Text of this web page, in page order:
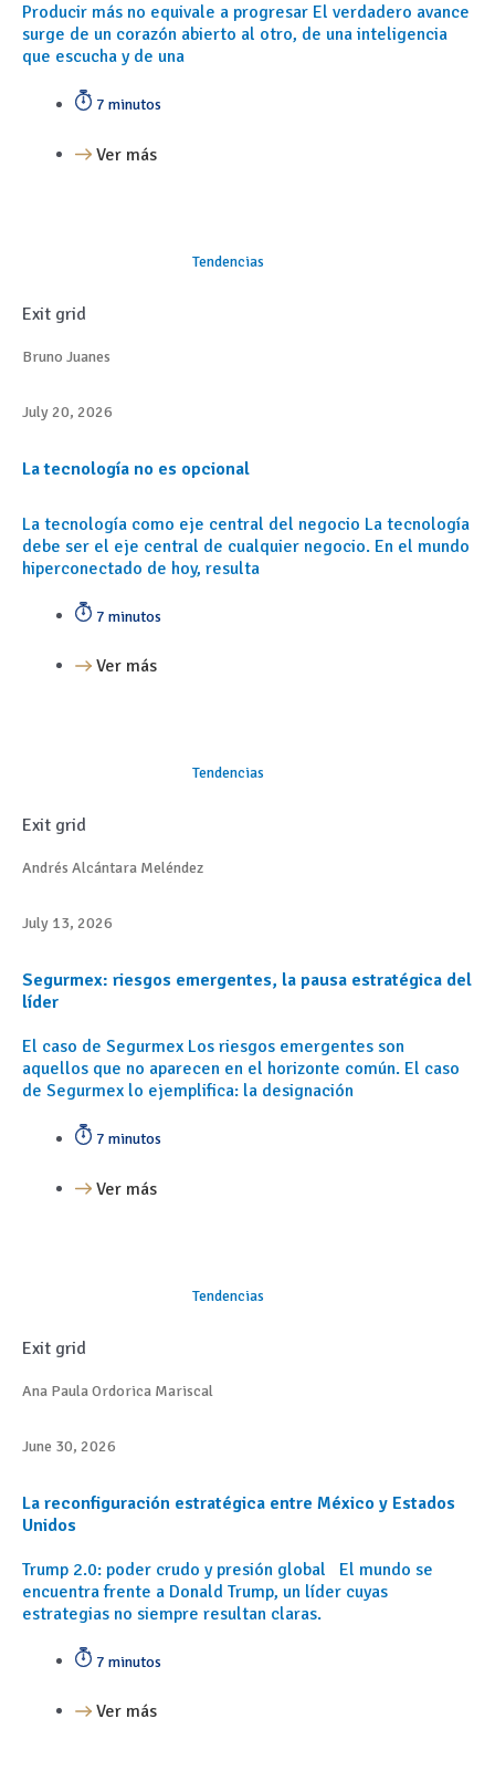
Producir más no equivale a progresar El verdadero avance
surge de un corazón abierto al otro, de una inteligencia
que escucha y de una
7 minutos
Ver más
Tendencias
Exit grid
Bruno Juanes
July 20, 2026
La tecnología no es opcional
La tecnología como eje central del negocio La tecnología
debe ser el eje central de cualquier negocio. En el mundo
hiperconectado de hoy, resulta
7 minutos
Ver más
Tendencias
Exit grid
Andrés Alcántara Meléndez
July 13, 2026
Segurmex: riesgos emergentes, la pausa estratégica del
líder
El caso de Segurmex Los riesgos emergentes son
aquellos que no aparecen en el horizonte común. El caso
de Segurmex lo ejemplifica: la designación
7 minutos
Ver más
Tendencias
Exit grid
Ana Paula Ordorica Mariscal
June 30, 2026
La reconfiguración estratégica entre México y Estados
Unidos
Trump 2.0: poder crudo y presión global El mundo se
encuentra frente a Donald Trump, un líder cuyas
estrategias no siempre resultan claras.
7 minutos
Ver más